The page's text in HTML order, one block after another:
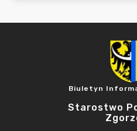
Biuletyn
Starostwo